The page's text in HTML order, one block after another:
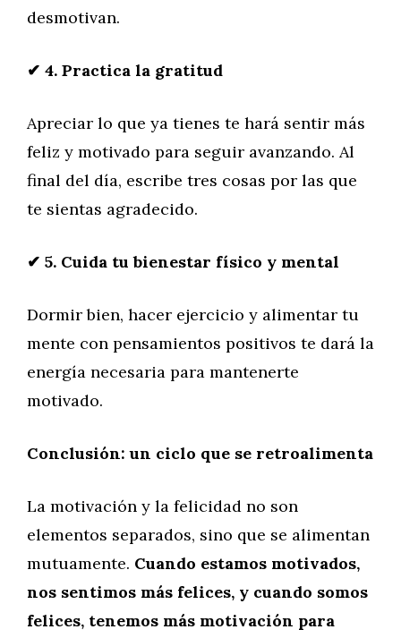
desmotivan.
✔ 4. Practica la gratitud
Apreciar lo que ya tienes te hará sentir más
feliz y motivado para seguir avanzando. Al
final del día, escribe tres cosas por las que
te sientas agradecido.
✔ 5. Cuida tu bienestar físico y mental
Dormir bien, hacer ejercicio y alimentar tu
mente con pensamientos positivos te dará la
energía necesaria para mantenerte
motivado.
Conclusión: un ciclo que se retroalimenta
La motivación y la felicidad no son
elementos separados, sino que se alimentan
mutuamente. Cuando estamos motivados,
nos sentimos más felices, y cuando somos
felices, tenemos más motivación para